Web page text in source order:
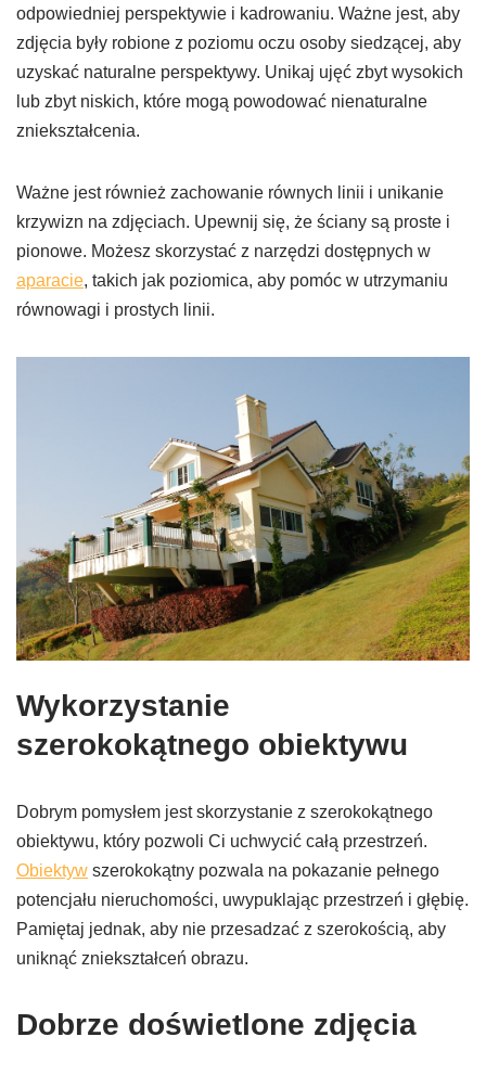
odpowiedniej perspektywie i kadrowaniu. Ważne jest, aby
zdjęcia były robione z poziomu oczu osoby siedzącej, aby
uzyskać naturalne perspektywy. Unikaj ujęć zbyt wysokich
lub zbyt niskich, które mogą powodować nienaturalne
zniekształcenia.
Ważne jest również zachowanie równych linii i unikanie
krzywizn na zdjęciach. Upewnij się, że ściany są proste i
pionowe. Możesz skorzystać z narzędzi dostępnych w
aparacie, takich jak poziomica, aby pomóc w utrzymaniu
równowagi i prostych linii.
Wykorzystanie
szerokokątnego obiektywu
Dobrym pomysłem jest skorzystanie z szerokokątnego
obiektywu, który pozwoli Ci uchwycić całą przestrzeń.
Obiektyw szerokokątny pozwala na pokazanie pełnego
potencjału nieruchomości, uwypuklając przestrzeń i głębię.
Pamiętaj jednak, aby nie przesadzać z szerokością, aby
uniknąć zniekształceń obrazu.
Dobrze doświetlone zdjęcia